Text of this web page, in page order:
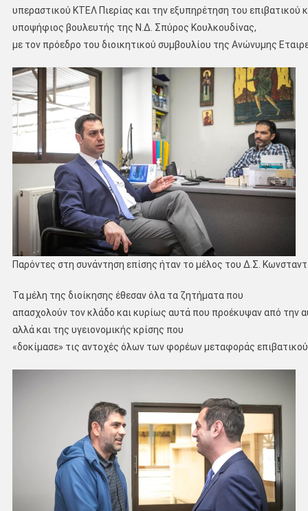
υπεραστικού ΚΤΕΛ Πιερίας και την εξυπηρέτηση του επιβατικού
υποψήφιος βουλευτής της Ν.Δ. Σπύρος Κουλκουδίνας,
με τον πρόεδρο του διοικητικού συμβουλίου της Ανώνυμης
Παρόντες στη συνάντηση επίσης ήταν το μέλος του Δ.Σ.
Τα μέλη της διοίκησης έθεσαν όλα τα ζητήματα που
απασχολούν τον κλάδο και κυρίως αυτά που προέκυψαν από
αλλά και της υγειονομικής κρίσης που
«δοκίμασε» τις αντοχές όλων των φορέων μεταφοράς επιβατικού